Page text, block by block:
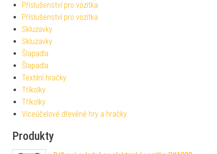
Příslušenství pro vozítka
Příslušenství pro vozítka
Skluzavky
Skluzavky
Šlapadla
Šlapadla
Textilní hračky
Tříkolky
Tříkolky
Víceúčelové dřevěné hry a hračky
Produkty